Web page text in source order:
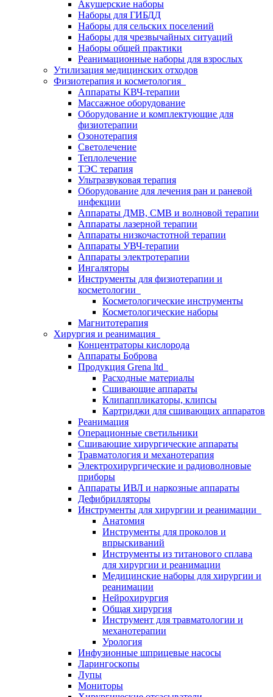
Акушерские наборы
Наборы для ГИБДД
Наборы для сельских поселений
Наборы для чрезвычайных ситуаций
Наборы общей практики
Реанимационные наборы для взрослых
Утилизация медицинских отходов
Физиотерапия и косметология
Аппараты KВЧ-терапии
Массажное оборудование
Оборудование и комплектующие для
физиотерапии
Озонотерапия
Светолечение
Теплолечение
ТЭС терапия
Ультразвуковая терапия
Оборудование для лечения ран и раневой
инфекции
Аппараты ДМВ, СМВ и волновой терапии
Аппараты лазерной терапии
Аппараты низкочастотной терапии
Аппараты УВЧ-терапии
Аппараты электротерапии
Ингаляторы
Инструменты для физиотерапии и
косметологии
Косметологические инструменты
Косметологические наборы
Магнитотерапия
Хирургия и реанимация
Концентраторы кислорода
Аппараты Боброва
Продукция Grena ltd
Расходные материалы
Сшивающие аппараты
Клипаппликаторы, клипсы
Картриджи для сшивающих аппаратов
Реанимация
Операционные светильники
Сшивающие хирургические аппараты
Травматология и механотерапия
Электрохирургические и радиоволновые
приборы
Аппараты ИВЛ и наркозные аппараты
Дефибрилляторы
Инструменты для хирургии и реанимации
Анатомия
Инструменты для проколов и
впрыскиваний
Инструменты из титанового сплава
для хирургии и реанимации
Медицинские наборы для хирургии и
реанимации
Нейрохирургия
Общая хирургия
Инструмент для травматологии и
механотерапии
Урология
Инфузионные шприцевые насосы
Ларингоскопы
Лупы
Мониторы